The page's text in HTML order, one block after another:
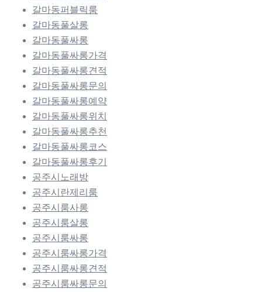
갈마동퍼블릭룸
갈마동풀살롱
갈마동풀싸롱
갈마동풀싸롱가격
갈마동풀싸롱견적
갈마동풀싸롱문의
갈마동풀싸롱예약
갈마동풀싸롱위치
갈마동풀싸롱추천
갈마동풀싸롱코스
갈마동풀싸롱후기
공주시노래방
공주시란제리룸
공주시룸사롱
공주시룸살롱
공주시룸싸롱
공주시룸싸롱가격
공주시룸싸롱견적
공주시룸싸롱문의